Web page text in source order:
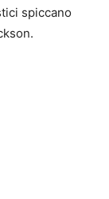
spiccano